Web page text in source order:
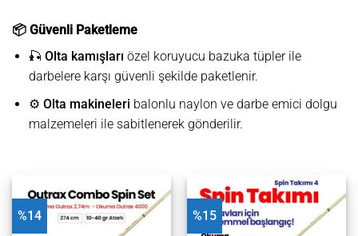
📦 Güvenli Paketleme
🎣 Olta kamışları özel koruyucu bazuka tüpler ile
darbelere karşı güvenli şekilde paketlenir.
⚙️ Olta makineleri balonlu naylon ve darbe emici dolgu
malzemeleri ile sabitlenerek gönderilir.
%14 %15